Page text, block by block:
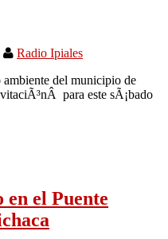
Radio Ipiales
del municipio de
para este sÃ¡bado
en el Puente